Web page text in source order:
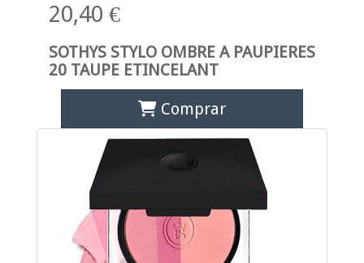
20,40 €
SOTHYS STYLO OMBRE A PAUPIERES
20 TAUPE ETINCELANT
Comprar